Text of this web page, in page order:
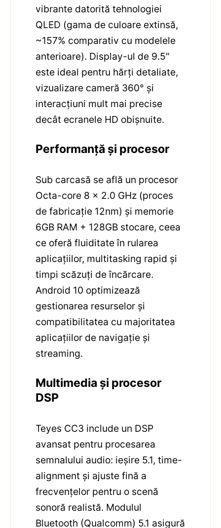
vibrante datorită tehnologiei
QLED (gama de culoare extinsă,
~157% comparativ cu modelele
anterioare). Display-ul de 9.5″
este ideal pentru hărți detaliate,
vizualizare cameră 360° și
interacțiuni mult mai precise
decât ecranele HD obișnuite.
Performanță și procesor
Sub carcasă se află un procesor
Octa-core 8 x 2.0 GHz (proces
de fabricație 12nm) și memorie
6GB RAM + 128GB stocare, ceea
ce oferă fluiditate în rularea
aplicațiilor, multitasking rapid și
timpi scăzuți de încărcare.
Android 10 optimizează
gestionarea resurselor și
compatibilitatea cu majoritatea
aplicațiilor de navigație și
streaming.
Multimedia și procesor
DSP
Teyes CC3 include un DSP
avansat pentru procesarea
semnalului audio: ieșire 5.1, time-
alignment și ajuste fină a
frecvențelor pentru o scenă
sonoră realistă. Modulul
Bluetooth (Qualcomm) 5.1 asigură